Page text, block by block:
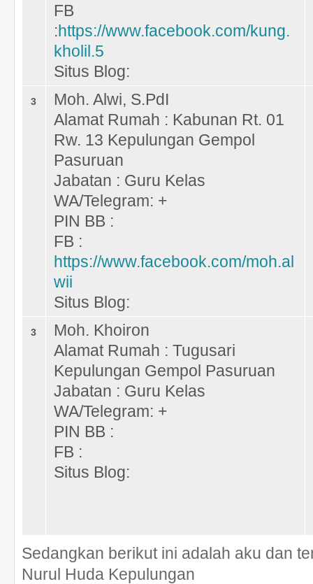
FB
:https://www.facebook.com/kung.
kholil.5
Situs Blog:
3
Moh. Alwi, S.PdI
Alamat Rumah : Kabunan Rt. 01
Rw. 13 Kepulungan Gempol
Pasuruan
Jabatan : Guru Kelas
WA/Telegram: +
PIN BB :
FB :
https://www.facebook.com/moh.al
wii
Situs Blog:
3
Moh. Khoiron
Alamat Rumah : Tugusari
Kepulungan Gempol Pasuruan
Jabatan : Guru Kelas
WA/Telegram: +
PIN BB :
FB :
Situs Blog:
Sedangkan berikut ini adalah aku dan
Nurul Huda Kepulungan